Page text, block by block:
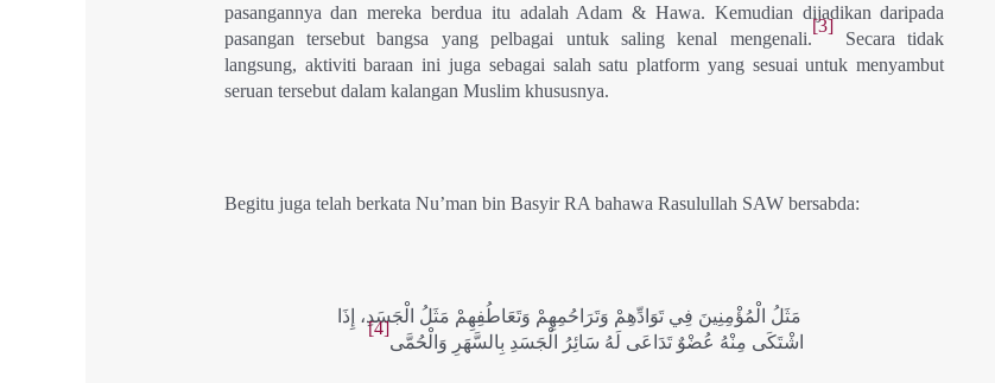
pasangannya dan mereka berdua itu adalah Adam & Hawa. Kemudian dijadikan daripada
pasangan tersebut bangsa yang pelbagai untuk saling kenal mengenali.
[3]
Secara tidak
langsung, aktiviti baraan ini juga sebagai salah satu platform yang sesuai untuk menyambut
seruan tersebut dalam kalangan Muslim khususnya.
Begitu juga telah berkata Nu’man bin Basyir RA bahawa Rasulullah SAW bersabda:
مَثَلُ الْمُؤْمِنِينَ فِي تَوَادِّهِمْ وَتَرَاحُمِهِمْ وَتَعَاطُفِهِمْ مَثَلُ الْجَسَدِ، إِذَا
اشْتَكَى مِنْهُ عُضْوٌ تَدَاعَى لَهُ سَائِرُ الْجَسَدِ بِالسَّهَرِ وَالْحُمَّى
[4]